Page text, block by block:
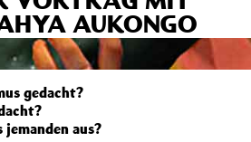
AUKONGO
gedacht?
aus?